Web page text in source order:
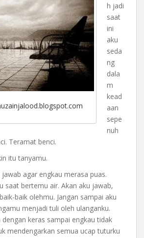
h jadi
saat
ini
aku
seda
ng
dala
m
kead
aan
sepe
nuh
Teramat benci.
itu tanyamu.
jawab agar engkau merasa puas.
saat bertemu air. Akan aku jawab,
baik olehmu. Jangan sampai aku
menjadi tuli oleh ulanganku.
keras sampai engkau tidak
mendengarkan semua ucap tuturku